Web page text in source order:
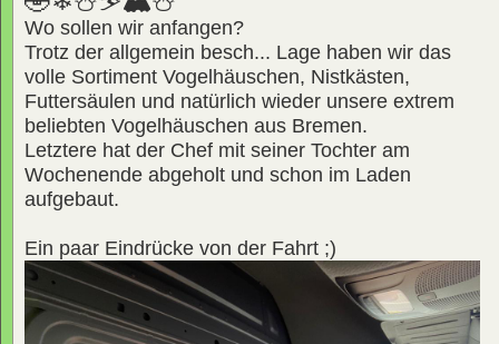
Wo sollen wir anfangen?
Trotz der allgemein besch... Lage haben wir das
volle Sortiment Vogelhäuschen, Nistkästen,
Futtersäulen und natürlich wieder unsere extrem
beliebten Vogelhäuschen aus Bremen.
Letztere hat der Chef mit seiner Tochter am
Wochenende abgeholt und schon im Laden
aufgebaut.
Ein paar Eindrücke von der Fahrt ;)